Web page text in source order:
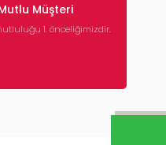
Müşteri
1. önceliğimizdir.